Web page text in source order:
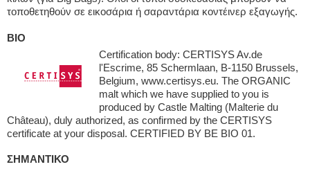
τοποθετηθούν σε εικοσάρια ή σαραντάρια κοντέινερ εξαγωγής.
BIO
Certification body: CERTISYS Av.de
l'Escrime, 85 Schermlaan, B-1150 Brussels,
Belgium, www.certisys.eu. The ORGANIC
malt which we have supplied to you is
produced by Castle Malting (Malterie du
Château), duly authorized, as confirmed by the CERTISYS
certificate at your disposal. CERTIFIED BY BE BIO 01.
ΣΗΜΑΝΤΙΚΟ